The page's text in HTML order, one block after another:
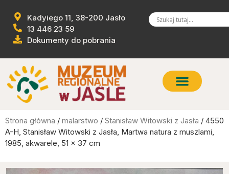
Kadyiego 11, 38-200 Jasło
13 446 23 59
Dokumenty do pobrania
Strona główna / malarstwo / Stanisław Witowski z Jasła / 4550
A-H, Stanisław Witowski z Jasła, Martwa natura z muszlami,
1985, akwarele, 51 x 37 cm